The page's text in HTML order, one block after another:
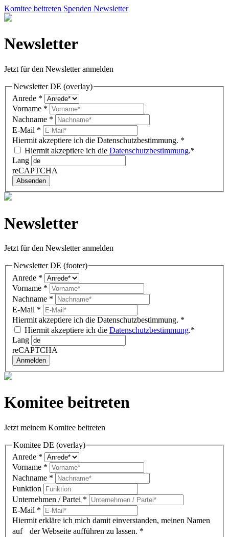
Komitee beitreten Spenden Newsletter
Newsletter
Jetzt für den Newsletter anmelden
Newsletter DE (overlay)
Anrede *
Vorname *
Nachname *
E-Mail *
Hiermit akzeptiere ich die Datenschutzbestimmung. *
Hiermit akzeptiere ich die Datenschutzbestimmung.*
Lang
reCAPTCHA
Absenden
Newsletter
Jetzt für den Newsletter anmelden
Newsletter DE (footer)
Anrede *
Vorname *
Nachname *
E-Mail *
Hiermit akzeptiere ich die Datenschutzbestimmung. *
Hiermit akzeptiere ich die Datenschutzbestimmung.*
Lang
reCAPTCHA
Anmelden
Komitee beitreten
Jetzt meinem Komitee beitreten
Komitee DE (overlay)
Anrede *
Vorname *
Nachname *
Funktion
Unternehmen / Partei *
E-Mail *
Hiermit erkläre ich mich damit einverstanden, meinen Namen
auf der Webseite aufführen zu lassen. *